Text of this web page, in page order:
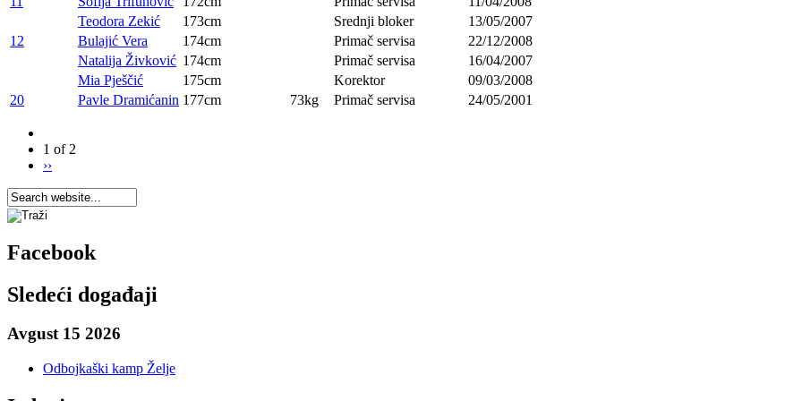
Teodora Zekić
173cm Srednji bloker
13/05/2007
12
Bulajić Vera 174cm Primač servisa
22/12/2008
Natalija Živković 174cm Primač servisa
16/04/2007
Mia Pješčić
175cm Korektor
09/03/2008
20
Pavle Dramićanin 177cm 73kg Primač servisa 24/05/2001
1 of 2
››
Facebook
Sledeći događaji
Avgust 15 2026
Odbojkaški kamp Želje